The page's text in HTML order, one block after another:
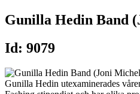
Gunilla Hedin Band
Id: 9079
Gunilla Hedin utexaminerades